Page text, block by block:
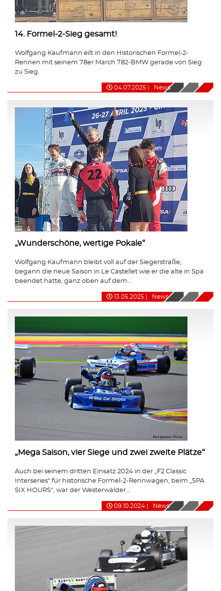
14. Formel-2-Sieg gesamt!
Wolfgang Kaufmann eilt in den Historischen Formel-2-
Rennen mit seinem 78er March 782-BMW gerade von Sieg
zu Sieg.
04.07.2025 News
„Wunderschöne, wertige Pokale“
Wolfgang Kaufmann bleibt voll auf der Siegerstraße,
begann die neue Saison in Le Castellet wie er die alte in Spa
beendet hatte, ganz oben auf dem...
13.05.2025 News
„Mega Saison, vier Siege und zwei zweite Plätze“
Auch bei seinem dritten Einsatz 2024 in der „F2 Classic
Interseries“ für historische Formel-2-Rennwagen, beim „SPA
SIX HOURS“, war der Westerwälder...
09.10.2024 News